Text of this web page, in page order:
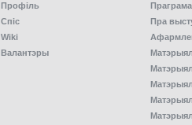
Профіль
Спiс
Wiki
Валантэры
Праграма
Пра